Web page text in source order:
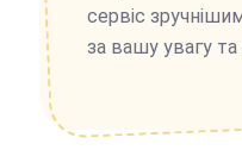
сервіс
за вашу увагу та